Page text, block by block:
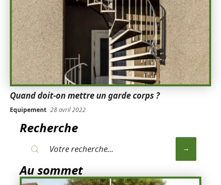
Quand doit-on mettre un garde corps ?
Equipement 28 avril 2022
Recherche
Au sommet